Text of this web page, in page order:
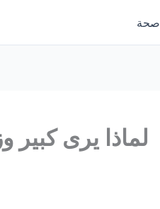
صحة
لماذا يرى كبير